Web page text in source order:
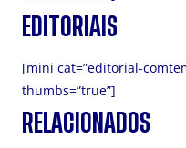
EDITORIAIS
[mini cat=”editorial-
thumbs=”true”]
RELACIONADOS